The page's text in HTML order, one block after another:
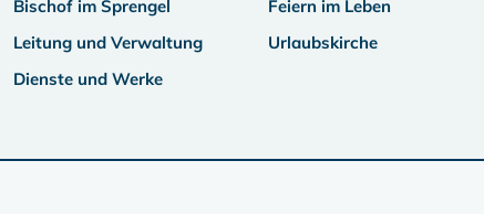
Bischof im Sprengel
Leitung und Verwaltung
Dienste und Werke
Feiern im Leben
Urlaubskirche